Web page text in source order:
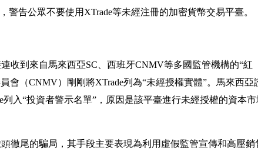
警告公眾不要使用XTrade等未經注冊的加密貨幣交易平臺。
收到來自馬來西亞SC、西班牙CNMV等多國監管機構的“紅
會（CNMV）剛剛將XTrade列為“未經授權實體”。馬來西亞
列入“投資者警示名單”，原因是該平臺進行未經授權的資本
徹尾的騙局，其手段主要表現為利用虛假監管宣傳和高壓銷